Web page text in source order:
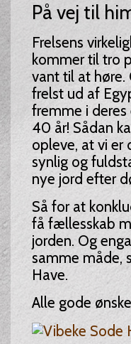
På vej til
Frelsens
kommer til tro
vant til at høre.
frelst ud af
fremme i
40 år! Sådan
opleve, at vi er
synlig og
nye jord efter
Så for at
få fællesskab
jorden. Og
samme måde,
Have.
Alle gode